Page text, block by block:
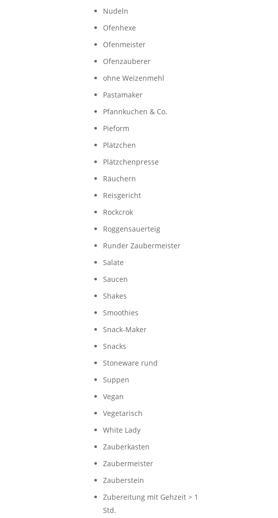
Nudeln
Ofenhexe
Ofenmeister
Ofenzauberer
ohne Weizenmehl
Pastamaker
Pfannkuchen & Co.
Pieform
Plätzchen
Plätzchenpresse
Räuchern
Reisgericht
Rockcrok
Roggensauerteig
Runder Zaubermeister
Salate
Saucen
Shakes
Smoothies
Snack-Maker
Snacks
Stoneware rund
Suppen
Vegan
Vegetarisch
White Lady
Zauberkasten
Zaubermeister
Zauberstein
Zubereitung mit Gehzeit > 1
Std.